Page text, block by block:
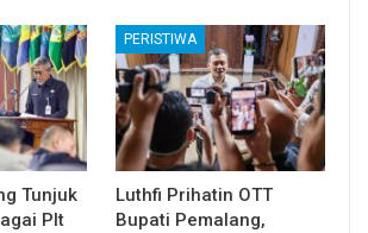
Tunjuk
Plt
PERISTIWA
Luthfi Prihatin OTT
Bupati Pemalang,